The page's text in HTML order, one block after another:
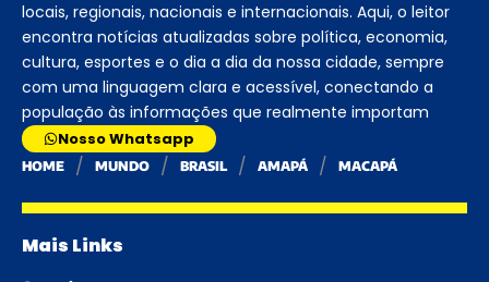
locais, regionais, nacionais e internacionais. Aqui, o leitor
encontra notícias atualizadas sobre política, economia,
cultura, esportes e o dia a dia da nossa cidade, sempre
com uma linguagem clara e acessível, conectando a
população às informações que realmente importam
Nosso Whatsapp
HOME MUNDO BRASIL AMAPÁ MACAPÁ
Mais Links